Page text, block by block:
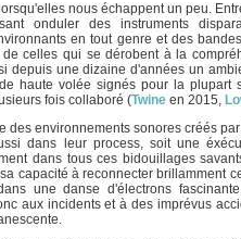
nous échappent un peu.
onduler des instruments
en tout genre et des
celles qui se dérobent à la
depuis une dizaine d'années un
haute volée signés pour la plupart
fois collaboré (Twine en 2015,
des environnements sonores créés par
dans leur process, soit une
dans tous ces bidouillages
capacité à reconnecter brillamment
une danse d'électrons
aux incidents et à des imprévus